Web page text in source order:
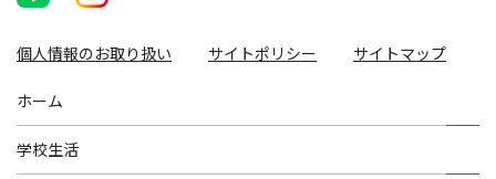
個人情報のお取り扱い サイトポリシー サイトマップ
ホーム
学校生活